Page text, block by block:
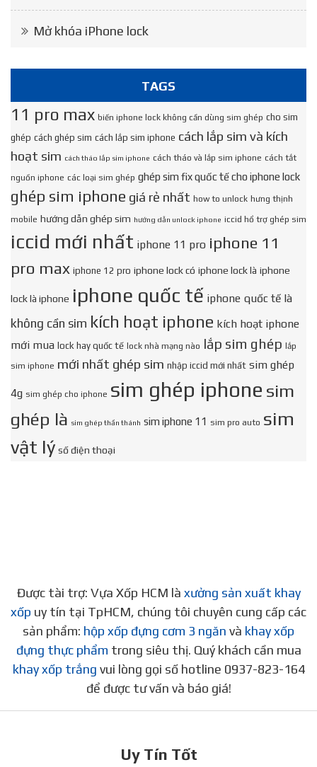
Mở khóa iPhone lock
TAGS
11 pro max biến iphone lock không cần dùng sim ghép cho sim
ghép cách ghép sim cách lắp sim iphone cách lắp sim và kích
hoạt sim cách tháo lắp sim iphone cách tháo và lắp sim iphone cách tắt
nguồn iphone các loại sim ghép ghép sim fix quốc tế cho iphone lock
ghép sim iphone giá rẻ nhất how to unlock hưng thịnh
mobile hướng dẫn ghép sim hướng dẫn unlock iphone iccid hổ trợ ghép sim
iccid mới nhất iphone 11 pro iphone 11
pro max iphone 12 pro iphone lock có iphone lock là iphone
lock là iphone iphone quốc tế iphone quốc tế là
không cần sim kích hoạt iphone kích hoạt iphone
mới mua lock hay quốc tế lock nhà mạng nào lắp sim ghép lắp
sim iphone mới nhất ghép sim nhập iccid mới nhất sim ghép
4g sim ghép cho iphone sim ghép iphone sim
ghép là sim ghép thần thánh sim iphone 11 sim pro auto sim
vật lý số điện thoại
Được tài trợ: Vựa Xốp HCM là xưởng sản xuất khay
xốp uy tín tại TpHCM, chúng tôi chuyên cung cấp các
sản phẩm: hộp xốp đựng cơm 3 ngăn và khay xốp
đựng thực phẩm trong siêu thị. Quý khách cần mua
khay xốp trắng vui lòng gọi số hotline 0937-823-164
để được tư vấn và báo giá!
Uy Tín Tốt